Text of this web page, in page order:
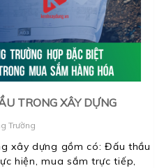
TRONG XÂY DỰNG
Trường
xây dựng gồm có: Đấu thầu
hiện, mua sắm trực tiếp,